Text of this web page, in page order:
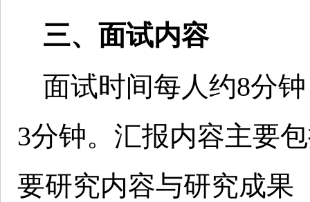
三、面试内容
面试时间每人约8分
3分钟。汇报内容主要
要研究内容与研究成果